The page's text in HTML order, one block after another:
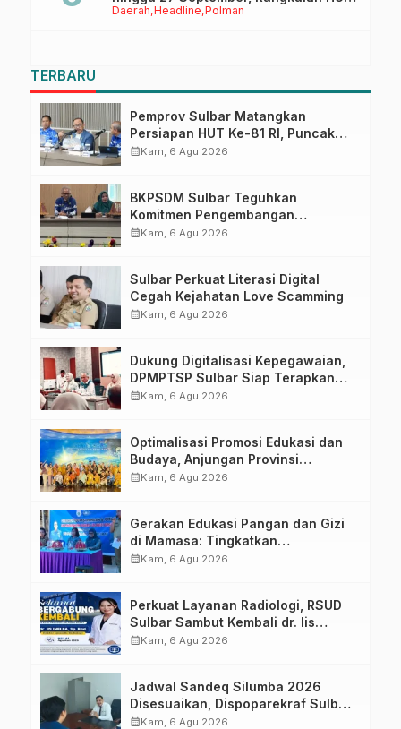
Daerah Headline Polman
Sulbar
TERBARU
Pemprov Sulbar Matangkan
Persiapan HUT Ke-81 RI, Puncak
Upacara di Lapangan Ahmad
calendar_monthKam, 6 Agu 2026
BKPSDM Sulbar Teguhkan
Komitmen Pengembangan
Kompetensi ASN melalui
calendar_monthKam, 6 Agu 2026
Sulbar Perkuat Literasi Digital
Cegah Kejahatan Love Scamming
calendar_monthKam, 6 Agu 2026
Dukung Digitalisasi Kepegawaian,
DPMPTSP Sulbar Siap Terapkan
Aplikasi FLEKSI ASN
calendar_monthKam, 6 Agu 2026
Optimalisasi Promosi Edukasi dan
Budaya, Anjungan Provinsi
Sulawesi Barat Perkuat Kolaborasi
calendar_monthKam, 6 Agu 2026
Gerakan Edukasi Pangan dan Gizi
di Mamasa: Tingkatkan
Pengetahuan dan Keterampilan
calendar_monthKam, 6 Agu 2026
Perkuat Layanan Radiologi, RSUD
Sulbar Sambut Kembali dr. Iis
Imelda, Sp.Rad
calendar_monthKam, 6 Agu 2026
Jadwal Sandeq Silumba 2026
Disesuaikan, Dispoparekraf Sulbar
Pastikan Persiapan Tetap
calendar_monthKam, 6 Agu 2026